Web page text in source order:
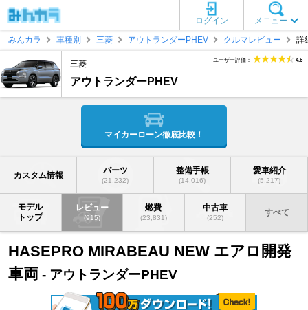
メニュー
ログイン
みんカラ
車種別 三菱 アウトランダーPHEV クルマレビュー 詳
三菱
アウトランダーPHEV
ユーザー評価： 4.6
マイカーローン徹底比較！
カスタム情報 パーツ
(21,232)
整備手帳
(14,016)
愛車紹介
(5,217)
モデル
トップ
レビュー
(915)
燃費
(23,831)
中古車
(252)
すべて
HASEPRO MIRABEAU NEW エアロ開発
車両 - アウトランダーPHEV